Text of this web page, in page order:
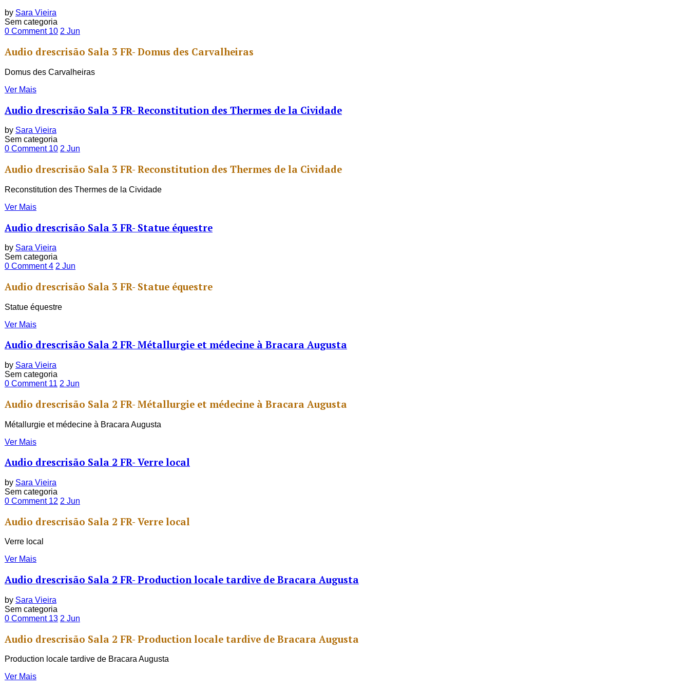
by Sara Vieira
Sem categoria
0 Comment 10 2 Jun
Audio drescrisão Sala 3 FR- Domus des Carvalheiras
Domus des Carvalheiras
Ver Mais
Audio drescrisão Sala 3 FR- Reconstitution des Thermes de la Cividade
by Sara Vieira
Sem categoria
0 Comment 10 2 Jun
Audio drescrisão Sala 3 FR- Reconstitution des Thermes de la Cividade
Reconstitution des Thermes de la Cividade
Ver Mais
Audio drescrisão Sala 3 FR- Statue équestre
by Sara Vieira
Sem categoria
0 Comment4 2 Jun
Audio drescrisão Sala 3 FR- Statue équestre
Statue équestre
Ver Mais
Audio drescrisão Sala 2 FR- Métallurgie et médecine à Bracara Augusta
by Sara Vieira
Sem categoria
0 Comment 11 2 Jun
Audio drescrisão Sala 2 FR- Métallurgie et médecine à Bracara Augusta
Métallurgie et médecine à Bracara Augusta
Ver Mais
Audio drescrisão Sala 2 FR- Verre local
by Sara Vieira
Sem categoria
0 Comment 12 2 Jun
Audio drescrisão Sala 2 FR- Verre local
Verre local
Ver Mais
Audio drescrisão Sala 2 FR- Production locale tardive de Bracara Augusta
by Sara Vieira
Sem categoria
0 Comment 13 2 Jun
Audio drescrisão Sala 2 FR- Production locale tardive de Bracara Augusta
Production locale tardive de Bracara Augusta
Ver Mais